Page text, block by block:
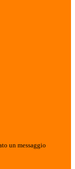
un messaggio